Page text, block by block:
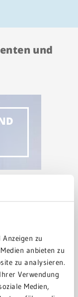
zu
anbieten zu
zu analysieren.
Verwendung
Medien,
und